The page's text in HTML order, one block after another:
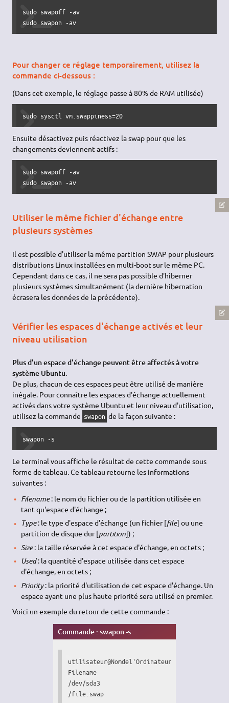
sudo swapoff -av
sudo swapon -av
Pour changer ce réglage temporairement, utilisez la
commande ci-dessous :
(Dans cet exemple, le réglage passe à 80% de RAM utilisée)
sudo sysctl vm.swappiness=20
Ensuite désactivez puis réactivez la swap pour que les
changements deviennent actifs :
sudo swapoff -av
sudo swapon -av
Utiliser le même fichier d'échange entre
plusieurs systèmes
Il est possible d'utiliser la même partition SWAP pour plusieurs
distributions Linux installées en multi-boot sur le même PC.
Cependant dans ce cas, il ne sera pas possible d'hiberner
plusieurs systèmes simultanément (la dernière hibernation
écrasera les données de la précédente).
Vérifier les espaces d'échange activés et leur
niveau utilisation
Plus d'un espace d'échange peuvent être affectés à votre
système Ubuntu.
De plus, chacun de ces espaces peut être utilisé de manière
inégale. Pour connaître les espaces d'échange actuellement
activés dans votre système Ubuntu et leur niveau d'utilisation,
utilisez la commande swapon de la façon suivante :
swapon -s
Le terminal vous affiche le résultat de cette commande sous
forme de tableau. Ce tableau retourne les informations
suivantes :
Filename: le nom du fichier ou de la partition utilisée en
tant qu'espace d'échange ;
Type: le type d'espace d'échange (un fichier [file] ou une
partition de disque dur [partition]) ;
Size: la taille réservée à cet espace d'échange, en octets ;
Used: la quantité d'espace utilisée dans cet espace
d'échange, en octets ;
Priority: la priorité d'utilisation de cet espace d'échange. Un
espace ayant une plus haute priorité sera utilisé en premier.
Voici un exemple du retour de cette commande :
Commande : swapon -s
utilisateur@Nomdel'Ordinateur:~$ swapon -s
Filename				Type		Size	Used	Priority
/dev/sda3                               partition	5241852